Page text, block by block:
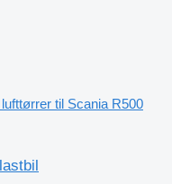
til Scania R500